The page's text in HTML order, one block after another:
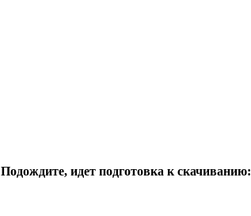
Подождите, идет подготовка к скачиванию: